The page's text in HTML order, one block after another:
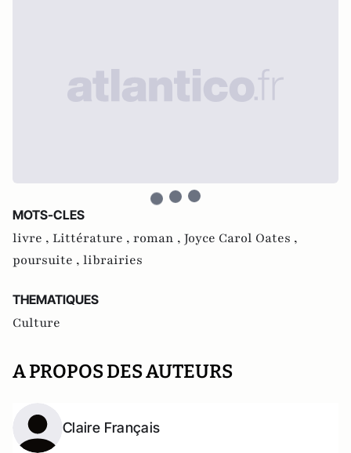
MOTS-CLES
livre , Littérature , roman , Joyce Carol Oates ,
poursuite , librairies
THEMATIQUES
Culture
A PROPOS DES AUTEURS
Claire Français